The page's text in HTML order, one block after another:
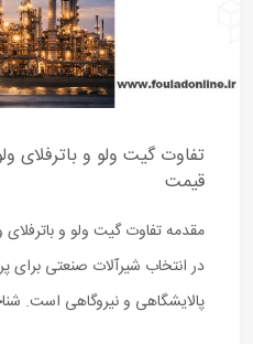
تفاوت گیت ولو و باترفلای
قیمت
مقدمه تفاوت گیت ولو و
در انتخاب شیرآلات صنعتی برای
پالایشگاهی و نیروگاهی است.